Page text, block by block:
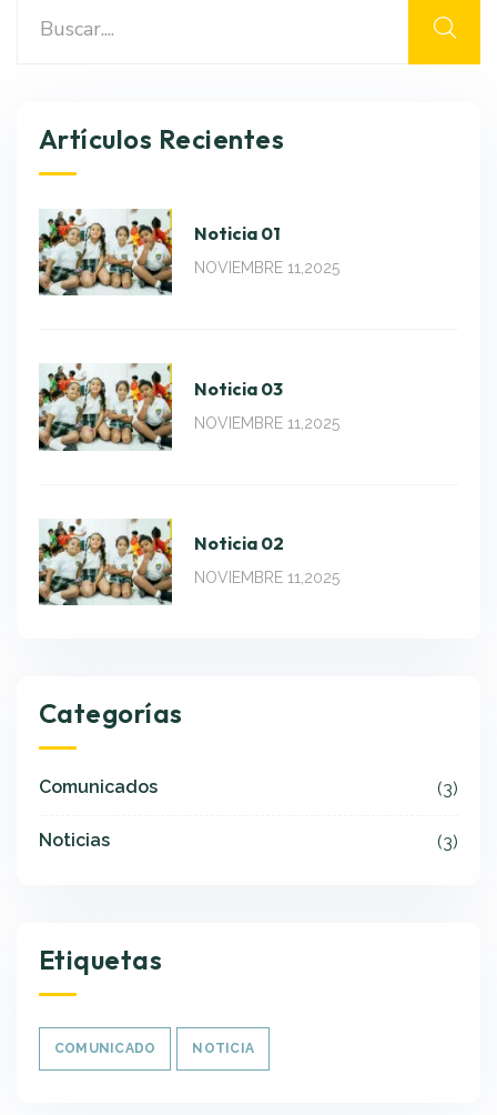
Artículos Recientes
Noticia 01
NOVIEMBRE 11,2025
Noticia 03
NOVIEMBRE 11,2025
Noticia 02
NOVIEMBRE 11,2025
Categorías
Comunicados (3)
Noticias (3)
Etiquetas
COMUNICADO NOTICIA